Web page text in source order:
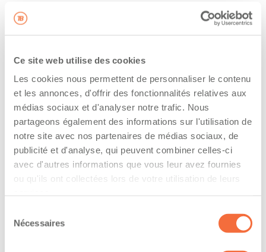
Ce site web utilise des cookies
Les cookies nous permettent de personnaliser le contenu
et les annonces, d'offrir des fonctionnalités relatives aux
médias sociaux et d'analyser notre trafic. Nous
partageons également des informations sur l'utilisation de
notre site avec nos partenaires de médias sociaux, de
publicité et d'analyse, qui peuvent combiner celles-ci
avec d'autres informations que vous leur avez fournies
ou qu'ils ont collectées lors de votre utilisation de leurs
Nécessaires
Veux adhérer aux assurances de la flotte de
l’entreprise
The driver hold a driving licence from:
quebec
Has a vehicle registered in the following
province:
quebec
Formations / certifications - Certification de
conduite d'un chariot élévateur (cariste)